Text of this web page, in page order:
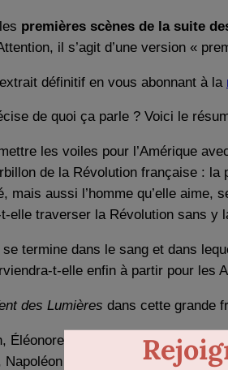
premières scènes de la suite
il s’agit d’une version «
définitif en vous abonnant à la
de quoi ça parle ? Voici le
les voiles pour l’Amérique
de la Révolution française :
mais aussi l’homme qu’elle aime,
elle traverser la Révolution sans y
termine dans le sang et dans
t-elle enfin à partir pour
des Lumières dans cette grande
Éléonore nous permet de
Napoléon… Plus sombre que le